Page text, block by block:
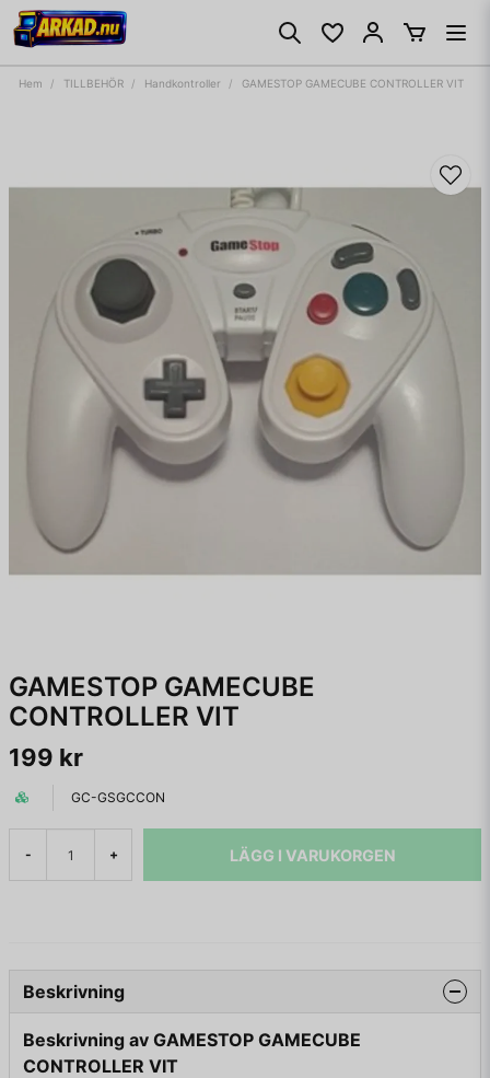
Hem TILLBEHÖR Handkontroller GAMESTOP GAMECUBE CONTROLLER VIT
GAMESTOP GAMECUBE
CONTROLLER VIT
199 kr
GC-GSGCCON
- + LÄGG I VARUKORGEN
Beskrivning
Beskrivning av GAMESTOP GAMECUBE
CONTROLLER VIT